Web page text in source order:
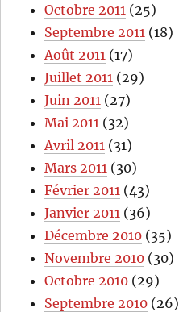
Octobre 2011 (25)
Septembre 2011 (18)
Août 2011 (17)
Juillet 2011 (29)
Juin 2011 (27)
Mai 2011 (32)
Avril 2011 (31)
Mars 2011 (30)
Février 2011 (43)
Janvier 2011 (36)
Décembre 2010 (35)
Novembre 2010 (30)
Octobre 2010 (29)
Septembre 2010 (26)